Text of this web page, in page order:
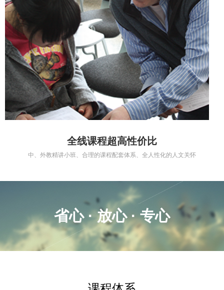
全线课程超高性价比
中、外教精讲小班、合理的课程配套体系、全人性化的人文关怀
省心 · 放心 · 专心